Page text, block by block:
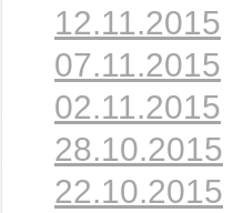
12.11.2015
07.11.2015
02.11.2015
28.10.2015
22.10.2015